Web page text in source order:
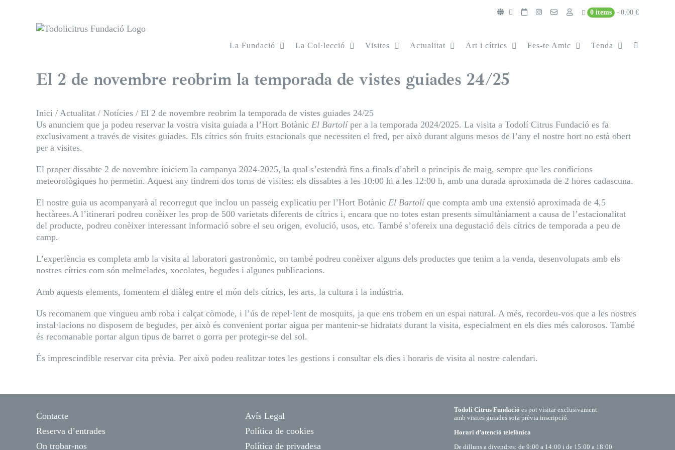
0 items 0,00 €
La Fundació La Col·lecció Visites Actualitat Art i cítrics Fes-te Amic Tenda
El 2 de novembre reobrim la temporada de vistes guiades 24/25
Inici / Actualitat / Notícies / El 2 de novembre reobrim la temporada de vistes guiades 24/25
Us anunciem que ja podeu reservar la vostra visita guiada a l’Hort Botànic El Bartolíper a la temporada 2024/2025. La visita a Todolí Citrus Fundació es fa
exclusivament a través de visites guiades. Els cítrics són fruits estacionals que necessiten el fred, per això durant alguns mesos de l’any el nostre hort no està obert
per a visites.
El proper dissabte 2 de novembre iniciem la campanya 2024-2025, la qual s’estendrà fins a finals d’abril o principis de maig, sempre que les condicions
meteorològiques ho permetin. Aquest any tindrem dos torns de visites: els dissabtes a les 10:00 hi a les 12:00 h, amb una durada aproximada de 2 hores cadascuna.
El nostre guia us acompanyarà al recorregut que inclou un passeig explicatiu per l’Hort Botànic El Bartolíque compta amb una extensió aproximada de 4,5
hectàrees.A l’itinerari podreu conèixer les prop de 500 varietats diferents de cítrics i, encara que no totes estan presents simultàniament a causa de l’estacionalitat
del producte, podreu conèixer interessant informació sobre el seu origen, evolució, usos, etc. També s’ofereix una degustació dels cítrics de temporada a peu de
camp.
L’experiència es completa amb la visita al laboratori gastronòmic, on també podreu conèixer alguns dels productes que tenim a la venda, desenvolupats amb els
nostres cítrics com són melmelades, xocolates, begudes i algunes publicacions.
Amb aquests elements, fomentem el diàleg entre el món dels cítrics, les arts, la cultura i la indústria.
Us recomanem que vingueu amb roba i calçat còmode, i l’ús de repel·lent de mosquits, ja que ens trobem en un espai natural. A més, recordeu-vos que a les nostres
instal·lacions no disposem de begudes, per això és convenient portar aigua per mantenir-se hidratats durant la visita, especialment en els dies més calorosos. També
és recomanable portar algun tipus de barret o gorra per protegir-se del sol.
És imprescindible reservar cita prèvia. Per això podeu realitzar totes les gestions i consultar els dies i horaris de visita al nostre calendari.
Contacte
Reserva d’entrades
On trobar-nos
Avís Legal
Política de cookies
Política de privadesa
Todolí Citrus Fundació es pot visitar exclusivament
amb visites guiades sota prèvia inscripció.
Horari d’atenció telefònica
De dilluns a divendres: de 9:00 a 14:00 i de 15:00 a 18:00